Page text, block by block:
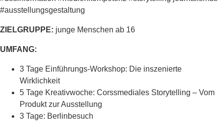
#ausstellungsgestaltung
ZIELGRUPPE: junge Menschen ab 16
UMFANG:
3 Tage Einführungs-Workshop: Die inszenierte
Wirklichkeit
5 Tage Kreativwoche: Corssmediales Storytelling – Vom
Produkt zur Ausstellung
3 Tage: Berlinbesuch